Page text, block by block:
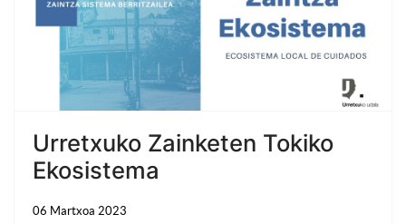
Urretxuko Zainketen Tokiko
Ekosistema
06 Martxoa 2023